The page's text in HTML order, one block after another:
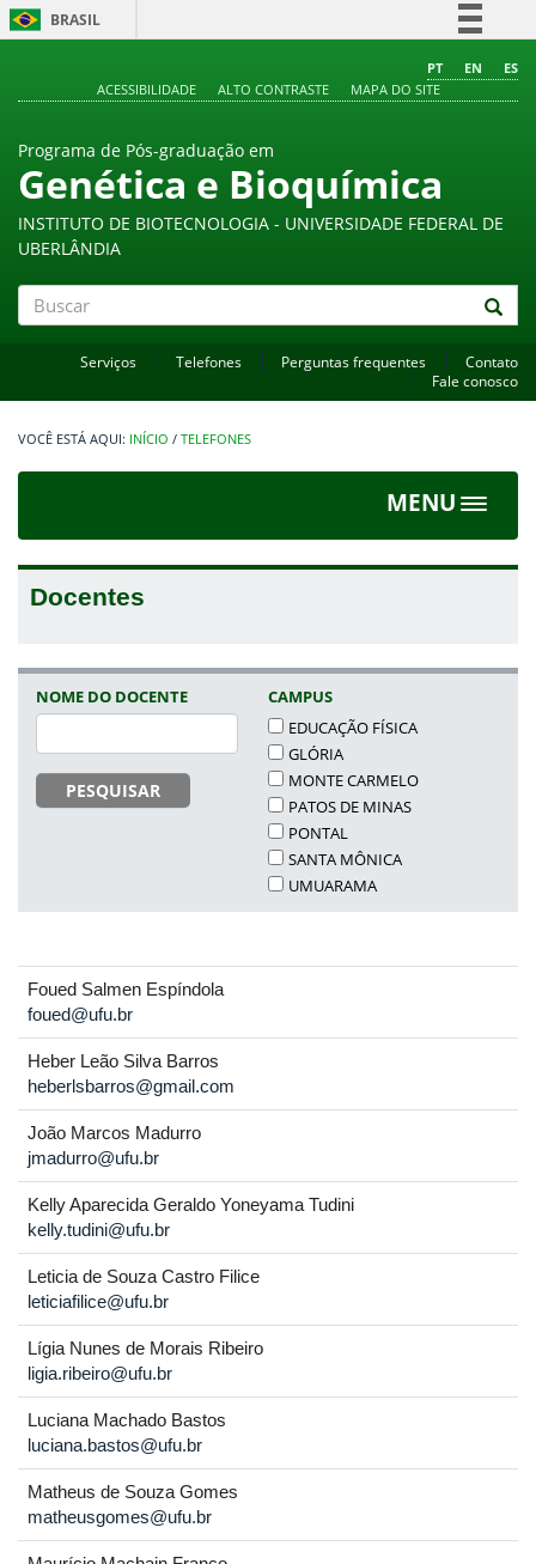
BRASIL
Comunica BR
Acesso à informação
Legislação
PT EN
ES
ACESSIBILIDADE
ALTO CONTRASTE MAPA DO SITE
Programa de Pós-graduação em
Genética e Bioquímica
INSTITUTO DE BIOTECNOLOGIA - UNIVERSIDADE FEDERAL DE
UBERLÂNDIA
Serviços Telefones Perguntas frequentes
Contato
Fale conosco
INÍCIO / TELEFONES
MENU
Toggle
Docentes
NOME DO DOCENTE
PESQUISAR
CAMPUS
EDUCAÇÃO FÍSICA
GLÓRIA
MONTE CARMELO
PATOS DE MINAS
PONTAL
SANTA MÔNICA
UMUARAMA
Foued Salmen Espíndola
foued@ufu.br
Heber Leão Silva Barros
heberlsbarros@gmail.com
João Marcos Madurro
jmadurro@ufu.br
Kelly Aparecida Geraldo Yoneyama Tudini
kelly.tudini@ufu.br
Leticia de Souza Castro Filice
leticiafilice@ufu.br
Lígia Nunes de Morais Ribeiro
ligia.ribeiro@ufu.br
Luciana Machado Bastos
luciana.bastos@ufu.br
Matheus de Souza Gomes
matheusgomes@ufu.br